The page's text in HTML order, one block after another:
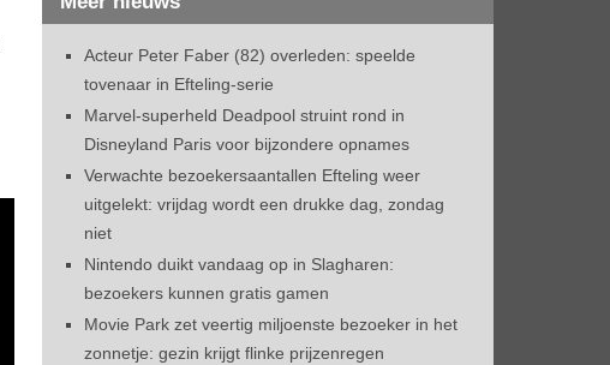
Acteur Peter Faber (82) overleden: speelde
tovenaar in Efteling-serie
Marvel-superheld Deadpool struint rond in
Disneyland Paris voor bijzondere opnames
Verwachte bezoekersaantallen Efteling weer
uitgelekt: vrijdag wordt een drukke dag, zondag
niet
Nintendo duikt vandaag op in Slagharen:
bezoekers kunnen gratis gamen
Movie Park zet veertig miljoenste bezoeker in het
zonnetje: gezin krijgt flinke prijzenregen